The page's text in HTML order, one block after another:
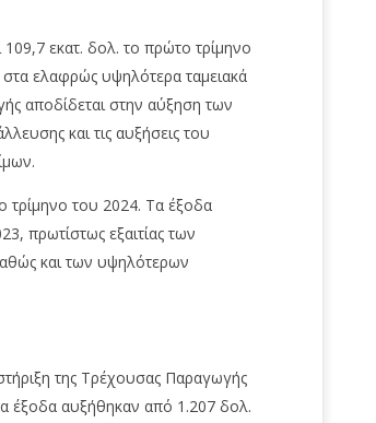
εκατ. δολ. το πρώτο τρίμηνο
ελαφρώς υψηλότερα ταμειακά
αποδίδεται στην αύξηση των
και τις αυξήσεις του
του 2024. Τα έξοδα
πρωτίστως εξαιτίας των
και των υψηλότερων
της Τρέχουσας Παραγωγής
έξοδα αυξήθηκαν από 1.207 δολ.